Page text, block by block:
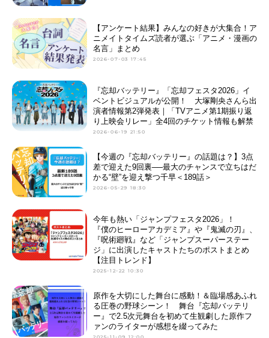
【アンケート結果】みんなの好きが大集合！ア
ニメイトタイムズ読者が選ぶ「アニメ・漫画の
名言」まとめ
2026-07-03 17:45
『忘却バッテリー』「忘却フェスタ2026」イ
ベントビジュアルが公開！ 大塚剛央さんら出
演者情報第2弾発表｜「TVアニメ第1期振り返
り上映会リレー」全4回のチケット情報も解禁
2026-06-19 21:50
【今週の『忘却バッテリー』の話題は？】3点
差で迎えた9回裏──最大のチャンスで立ちはだ
かる“壁”を迎え撃つ千早＜189話＞
2026-05-29 18:30
今年も熱い「ジャンプフェスタ2026」！
『僕のヒーローアカデミア』や『鬼滅の刃』、
『呪術廻戦』など「ジャンプスーパーステー
ジ」に出演したキャストたちのポストまとめ
【注目トレンド】
2025-12-22 10:30
原作を大切にした舞台に感動！＆臨場感あふれ
る圧巻の野球シーン！ 舞台『忘却バッテリ
ー』で2.5次元舞台を初めて生観劇した原作フ
ァンのライターが感想を綴ってみた